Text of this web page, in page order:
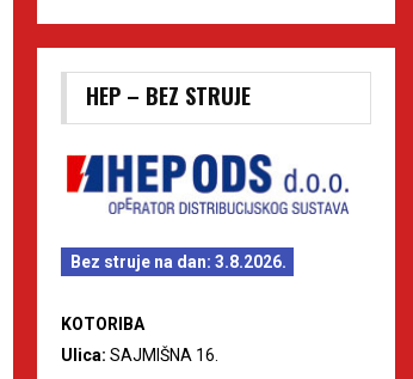
HEP – BEZ STRUJE
Bez struje na dan: 3.8.2026.
KOTORIBA
Ulica: SAJMIŠNA 16.